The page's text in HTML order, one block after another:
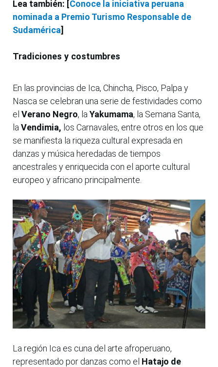
Lea también: [Conoce la iniciativa peruana
nominada a Premio Turismo Responsable de
Sudamérica]
Tradiciones y costumbres
En las provincias de Ica, Chincha, Pisco, Palpa y
Nasca se celebran una serie de festividades como
el Verano Negro, la Yakumama, la Semana Santa,
la Vendimia, los Carnavales, entre otros en los que
se manifiesta la riqueza cultural expresada en
danzas y música heredadas de tiempos
ancestrales y enriquecida con el aporte cultural
europeo y africano principalmente.
La región Ica es cuna del arte afroperuano,
representado por danzas como el Hatajo de